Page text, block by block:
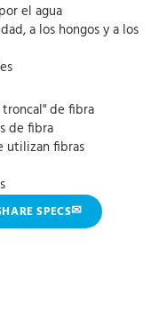
el agua
a los hongos y a los
de fibra
de fibra
utilizan fibras
SPECS✉